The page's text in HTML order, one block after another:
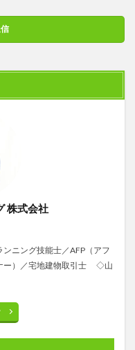
株式会社
ニング技能士／AFP（アフ
ー）／宅地建物取引士 ◇山